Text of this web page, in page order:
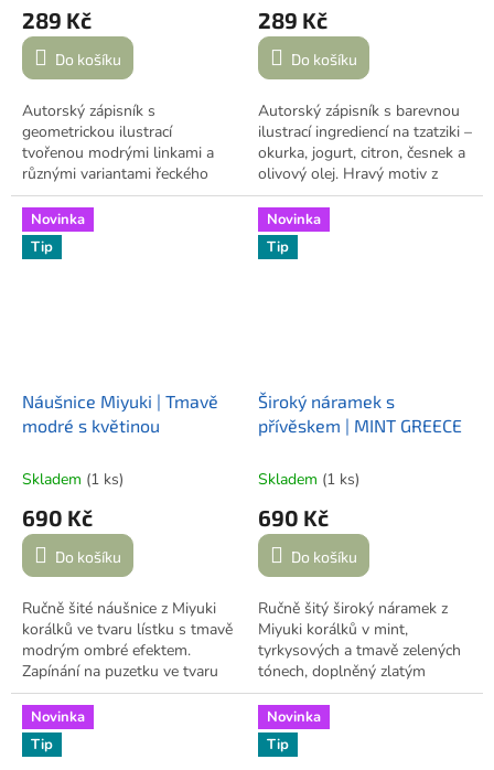
289 Kč
Do košíku
Autorský zápisník s
geometrickou ilustrací
tvořenou modrými linkami a
různými variantami řeckého
oka. Minimalistický motiv v
modrých odstínech. 70
prázdných listů, měkká vazba.
289 Kč
Do košíku
Autorský zápisník s barevnou
ilustrací ingrediencí na tzatziki –
okurka, jogurt, citron, česnek a
olivový olej. Hravý motiv z
kolekceHAPPY GREECE
inspirovaný řeckou kuchyní. 70
prázdných listů, měkká vazba.
Novinka
Tip
Náušnice Miyuki | Tmavě
modré s květinou
Skladem (1 ks)
690 Kč
Do košíku
Ručně šité náušnice z Miyuki
korálků ve tvaru lístku s tmavě
modrým ombré efektem.
Zapínání na puzetku ve tvaru
květiny. Výrazný, ale lehký
doplněk. Vyrobeno v Praze.
Novinka
Tip
Široký náramek s
přívěskem | MINT GREECE
Skladem (1 ks)
690 Kč
Do košíku
Ručně šitý široký náramek z
Miyuki korálků v mint,
tyrkysových a tmavě zelených
tónech, doplněný zlatým
spojovacím dílem s
tyrkysovými detaily. Zapínání
na karabinku, pevná velikost.
Vyrobeno v Praze, inspirováno
Novinka
Tip
Novinka
Tip